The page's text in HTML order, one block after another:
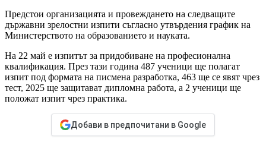
Предстои организацията и провеждането на следващите
държавни зрелостни изпити съгласно утвърдения график на
Министерството на образованието и науката.
На 22 май е изпитът за придобиване на професионална
квалификация. През тази година 487 ученици ще полагат
изпит под формата на писмена разработка, 463 ще се явят чрез
тест, 2025 ще защитават дипломна работа, а 2 ученици ще
положат изпит чрез практика.
Добави в предпочитани в Google